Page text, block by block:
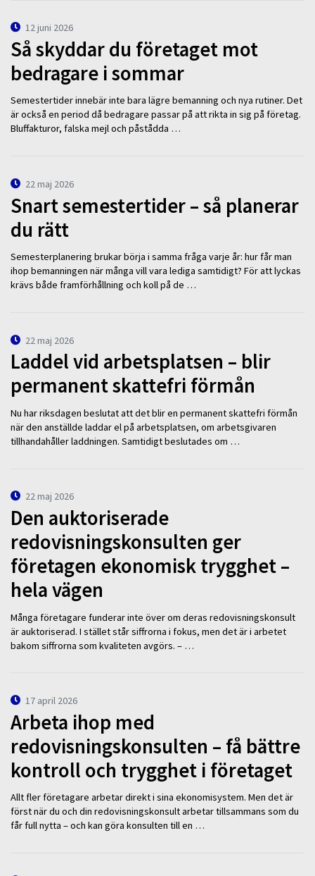
12 juni 2026
Så skyddar du företaget mot
bedragare i sommar
Semestertider innebär inte bara lägre bemanning och nya rutiner. Det
är också en period då bedragare passar på att rikta in sig på företag.
Bluffakturor, falska mejl och påstådda …
22 maj 2026
Snart semestertider – så planerar
du rätt
Semesterplanering brukar börja i samma fråga varje år: hur får man
ihop bemanningen när många vill vara lediga samtidigt? För att lyckas
krävs både framförhållning och koll på de …
22 maj 2026
Laddel vid arbetsplatsen – blir
permanent skattefri förmån
Nu har riksdagen beslutat att det blir en permanent skattefri förmån
när den anställde laddar el på arbetsplatsen, om arbetsgivaren
tillhandahåller laddningen. Samtidigt beslutades om …
22 maj 2026
Den auktoriserade
redovisningskonsulten ger
företagen ekonomisk trygghet –
hela vägen
Många företagare funderar inte över om deras redovisningskonsult
är auktoriserad. I stället står siffrorna i fokus, men det är i arbetet
bakom siffrorna som kvaliteten avgörs. – …
17 april 2026
Arbeta ihop med
redovisningskonsulten – få bättre
kontroll och trygghet i företaget
Allt fler företagare arbetar direkt i sina ekonomisystem. Men det är
först när du och din redovisningskonsult arbetar tillsammans som du
får full nytta – och kan göra konsulten till en …